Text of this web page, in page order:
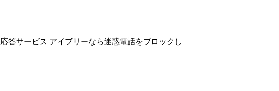
答サービス アイブリーなら迷惑電話をブロックし